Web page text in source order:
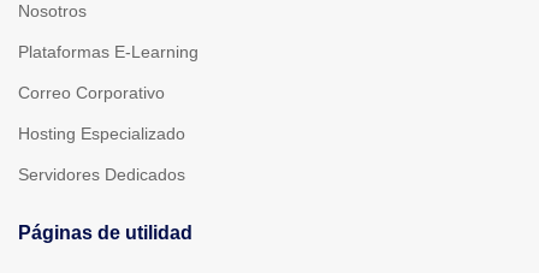
Nosotros
Plataformas E-Learning
Correo Corporativo
Hosting Especializado
Servidores Dedicados
Páginas de utilidad